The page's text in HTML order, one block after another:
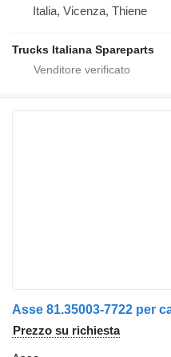
Italia, Vicenza, Thiene
Trucks Italiana Spareparts
Asse 81.35003-7722 per
Prezzo su richiesta